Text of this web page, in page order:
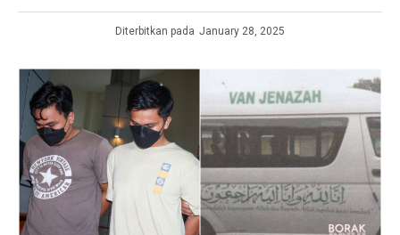
Diterbitkan pada January 28, 2025